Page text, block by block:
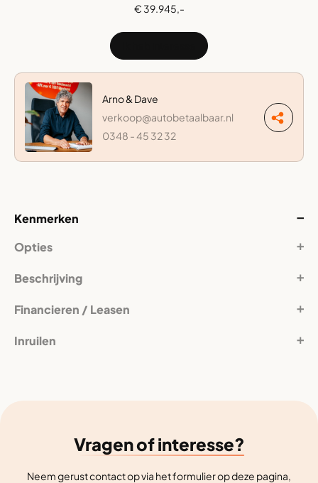
€ 39.945,-
Arno & Dave
verkoop@autobetaalbaar.nl
0348 - 45 32 32
Kenmerken
Opties
Beschrijving
Financieren / Leasen
Inruilen
Vragen of interesse?
Neem gerust contact op via het formulier op deze pagina,